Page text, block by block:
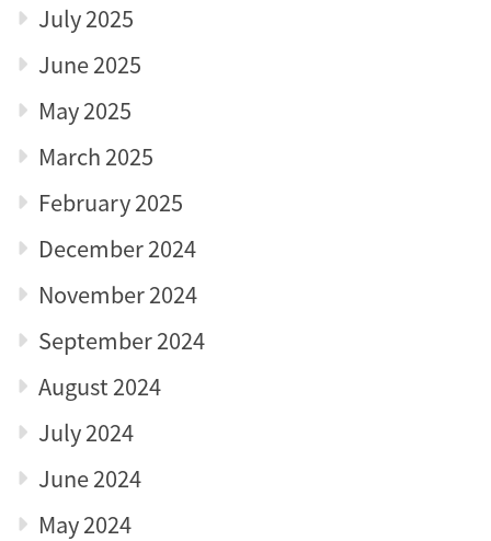
July 2025
June 2025
May 2025
March 2025
February 2025
December 2024
November 2024
September 2024
August 2024
July 2024
June 2024
May 2024